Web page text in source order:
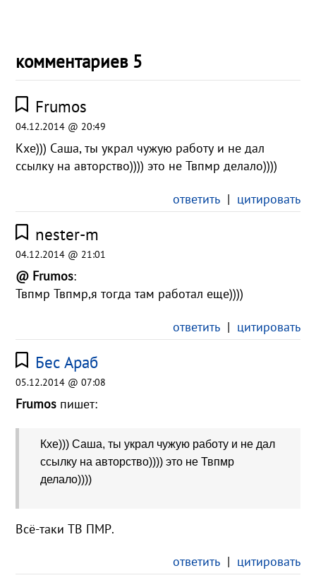
комментариев 5
Frumos
04.12.2014 @ 20:49
Кхе))) Саша, ты украл чужую работу и не дал
ссылку на авторство)))) это не Твпмр делало))))
ответить| цитировать
nester-m
04.12.2014 @ 21:01
@ Frumos:
Твпмр Твпмр,я тогда там работал еще))))
ответить| цитировать
Бес Араб
05.12.2014 @ 07:08
Frumos пишет:
Кхе))) Саша, ты украл чужую работу и не дал
ссылку на авторство)))) это не Твпмр
делало))))
Всё-таки ТВ ПМР.
ответить| цитировать